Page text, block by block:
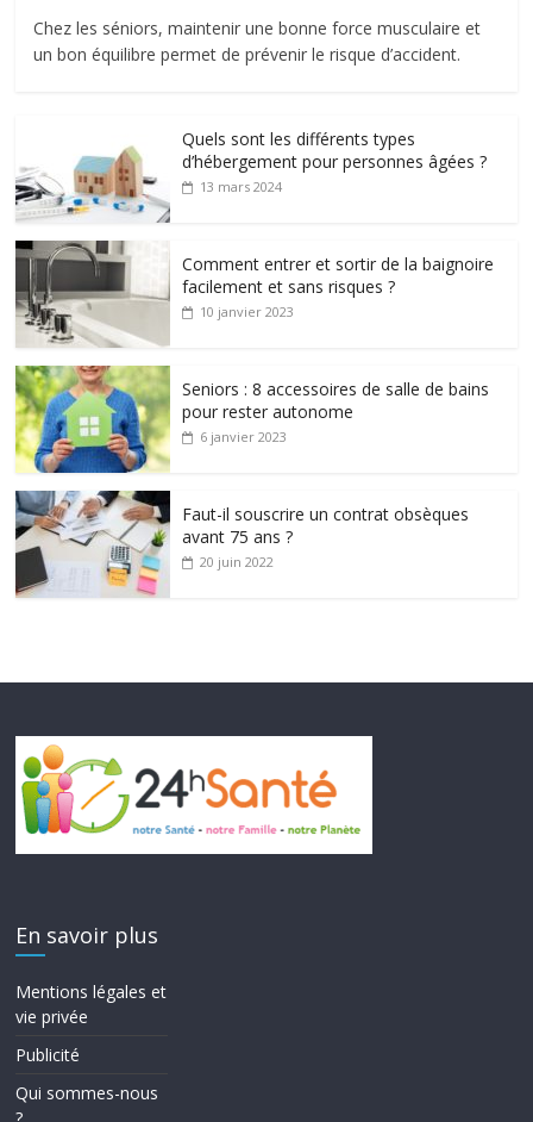
Chez les séniors, maintenir une bonne force musculaire et
un bon équilibre permet de prévenir le risque d’accident.
Quels sont les différents types
d’hébergement pour personnes âgées ?
13 mars 2024
Comment entrer et sortir de la baignoire
facilement et sans risques ?
10 janvier 2023
Seniors : 8 accessoires de salle de bains
pour rester autonome
6 janvier 2023
Faut-il souscrire un contrat obsèques
avant 75 ans ?
20 juin 2022
En savoir plus
Mentions légales et
vie privée
Publicité
Qui sommes-nous